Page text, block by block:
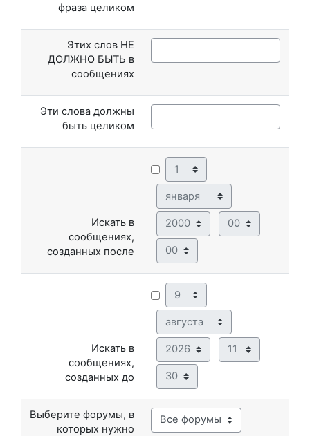
фраза целиком
Этих слов НЕ
ДОЛЖНО БЫТЬ в
сообщениях
Эти слова должны
быть целиком
Искать в
сообщениях,
созданных после
День
Год Час
Минута
Искать в
сообщениях,
созданных до
День
Год Час
Минута
Выберите форумы, в
которых нужно